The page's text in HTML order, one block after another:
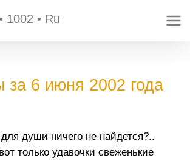
• 1002 • Ru
за 6 июня 2002 года
души ничего не найдется?..
только удавочки свеженькие